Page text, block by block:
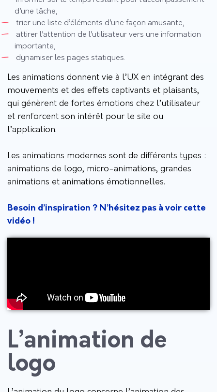
d’une tâche,
trier une liste d’éléments d’une façon amusante,
attirer l’attention de l’utilisateur vers une information
importante,
dynamiser les pages statiques.
Les animations donnent vie à l’UX en intégrant des
mouvements et des effets captivants et plaisants,
qui génèrent de fortes émotions chez l’utilisateur
et renforcent son intérêt pour le site ou
l’application.
Les animations modernes sont de différents types :
animations de logo, micro-animations, grandes
animations et animations émotionnelles.
Besoin d’inspiration ? N’hésitez pas à voir cette
vidéo !
L’animation de
logo